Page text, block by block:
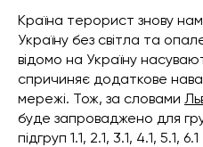
Країна терорист знову
Україну без світла та
відомо на Україну
спричиняє додаткове
мережі. Тож, за словами
буде запроваджено для
підгруп 1.1, 2.1, 3.1, 4.1, 5.1,